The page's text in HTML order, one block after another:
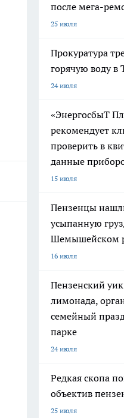
после мега-
25 июля
Прокуратура
горячую воду в
24 июля
«ЭнергосбыТ
рекомендует
проверить в
данные
15 июля
Пензенцы
усыпанную
Шемышейском
16 июля
Пензенский
лимонада,
семейный
парке
24 июля
Редкая скопа
объектив
25 июля